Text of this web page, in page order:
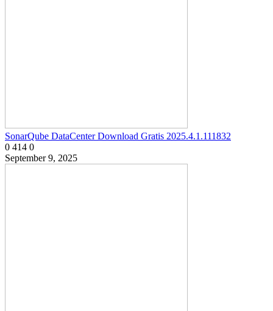
SonarQube DataCenter Download Gratis 2025.4.1.111832
0 414 0
September 9, 2025